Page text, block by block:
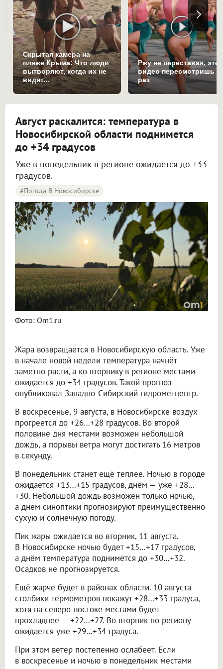
Скрытая камера на
пляже Крыма: Что люди
вытворяют, когда их не
видят...
Ржу не переставая, это
видео пересмотришь
раз
Август раскалится: температура в
Новосибирской области поднимется
до +34 градусов
Уже в понедельник в регионе ожидается до +33
градусов.
#Погода В Новосибирске
Фото: Om1.ru
Жара возвращается в Новосибирскую область. Уже
в начале новой недели температура начнёт
заметно расти, а ко вторнику в регионе местами
ожидается до +34 градусов. Такой прогноз
опубликовал Западно-Сибирский гидрометцентр.
В воскресенье, 9 августа, в Новосибирске воздух
прогреется до +26…+28 градусов. Во второй
половине дня местами возможен небольшой
дождь, а порывы ветра могут достигать 16 метров
в секунду.
В понедельник станет ещё теплее. Ночью в городе
ожидается +13…+15 градусов, днём — уже +28…
+30. Небольшой дождь возможен только ночью,
а днём синоптики прогнозируют преимущественно
сухую и солнечную погоду.
Пик жары ожидается во вторник, 11 августа.
В Новосибирске ночью будет +15…+17 градусов,
а днём температура поднимется до +30…+32.
Осадков не прогнозируется.
Ещё жарче будет в районах области. 10 августа
столбики термометров покажут +28…+33 градуса,
хотя на северо-востоке местами будет
прохладнее — +22…+27. Во вторник по региону
ожидается уже +29…+34 градуса.
При этом ветер постепенно ослабеет. Если
в воскресенье и ночью в понедельник местами